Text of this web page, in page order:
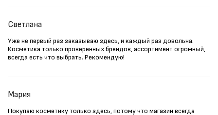
Светлана
Уже не первый раз заказываю здесь, и каждый раз довольна.
Косметика только проверенных брендов, ассортимент огромный,
всегда есть что выбрать. Рекомендую!
Мария
Покупаю косметику только здесь, потому что магазин всегда